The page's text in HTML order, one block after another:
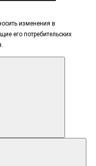
изменения в
его потребительских